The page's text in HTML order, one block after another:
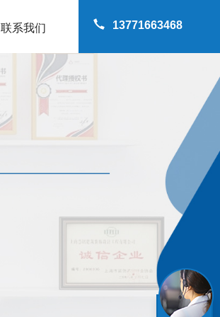
13771663468
联系我们